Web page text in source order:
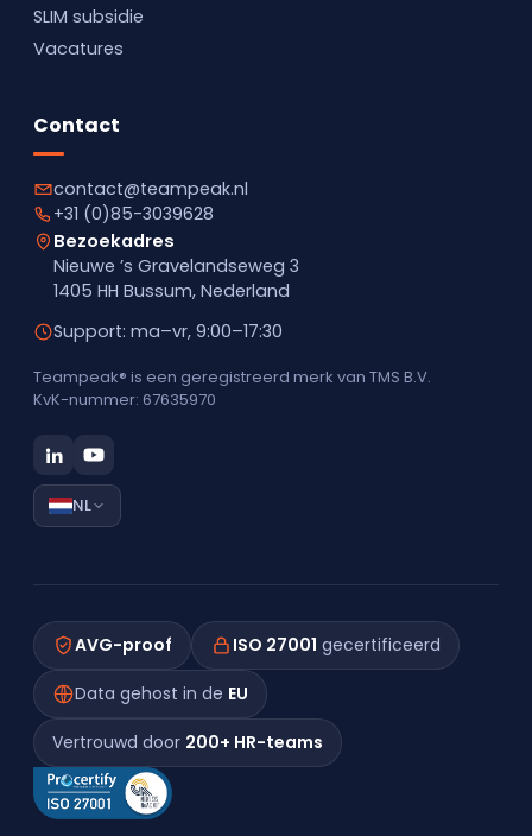
SLIM subsidie
Vacatures
Contact
contact@teampeak.nl
+31 (0)85-3039628
Bezoekadres
Nieuwe ’s Gravelandseweg 3
1405 HH Bussum, Nederland
Support: ma–vr, 9:00–17:30
Teampeak® is een geregistreerd merk van TMS B.V.
KvK-nummer: 67635970
NL
AVG-proof ISO 27001 gecertificeerd
Data gehost in de EU
Vertrouwd door 200+ HR-teams